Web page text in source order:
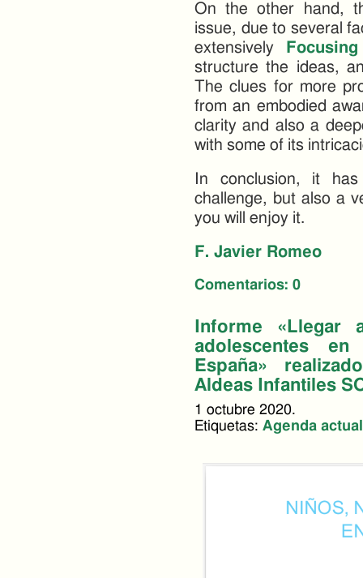
On the other hand,
issue, due to several
extensively
Focusing
structure the ideas,
The clues for more
from an embodied
clarity and also a
with some of its
In conclusion, it
challenge, but also a
you will enjoy it.
F. Javier Romeo
Comentarios: 0
Informe «Llegar
adolescentes
España»
Aldeas Infantiles
1 octubre 2020.
Etiquetas: Agenda actual